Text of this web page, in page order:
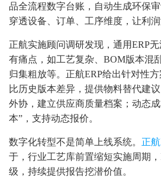
品全流程数字台账，自动生成环保
穿透设备、订单、工序维度，让利润
正航实施顾问调研发现，通用ERP
有痛点，如工艺复杂、BOM版本混
归集粗放等。正航ERP给出针对性
比历史版本差异，提供物料替代建
外协，建立供应商质量档案；动态
本”，支持动态报价。
数字化转型不是简单上线系统。 正
于，行业工艺库前置缩短实施周期
级，持续提供报告挖潜价值。